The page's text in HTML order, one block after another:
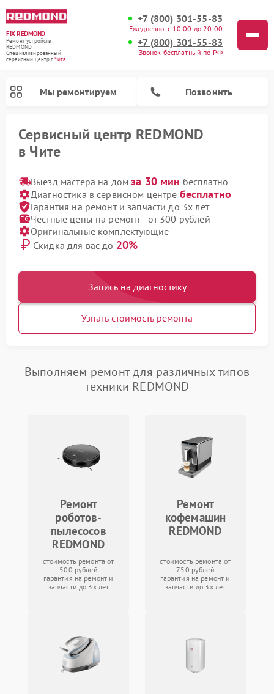
FIX-REDMOND
Ремонт устройств
REDMOND
Специализированный
cервисный центр г.Чита
+7 (800) 301-55-83
Ежедневно, с 10:00 до 20:00
+7 (800) 301-55-83
Звонок бесплатный по РФ
Мы ремонтируем Позвонить
Сервисный центр REDMOND
в Чите
Выезд мастера на домза 30 мин бесплатно
Диагностика в сервисном центре бесплатно
Гарантия на ремонт и запчасти до 3х лет
Честные цены на ремонт - от 300 рублей
Оригинальные комплектующие
Скидка для вас до 20%
Запись на диагностику
Узнать стоимость ремонта
Выполняем ремонт для различных типов
техники REDMOND
Ремонт
роботов-
пылесосов
REDMOND
стоимость ремонта от
500 рублей
гарантия на ремонт и
запчасти до 3х лет
Ремонт
кофемашин
REDMOND
стоимость ремонта от
750 рублей
гарантия на ремонт и
запчасти до 3х лет